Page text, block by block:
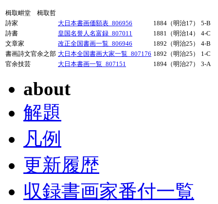
楫取畊堂 楫取哲
詩家
大日本書画価額表_806956 1884（明治17）
5-B
詩書
皇国名誉人名富録_807011 1881（明治14）
4-C
文章家
改正全国書画一覧_806946 1892（明治25）
4-B
書画詩文官余之部 大日本全国書画大家一覧_807176 1892（明治25）
1-C
官余技芸
大日本書画一覧_807151 1894（明治27） 3-A
about
解題
凡例
更新履歴
収録書画家番付一覧